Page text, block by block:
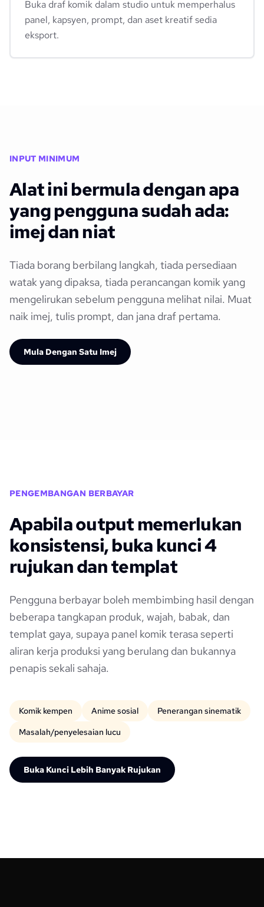
Buka draf komik dalam studio untuk memperhalus
panel, kapsyen, prompt, dan aset kreatif sedia
eksport.
INPUT MINIMUM
Alat ini bermula dengan apa
yang pengguna sudah ada:
imej dan niat
Tiada borang berbilang langkah, tiada persediaan
watak yang dipaksa, tiada perancangan komik yang
mengelirukan sebelum pengguna melihat nilai. Muat
naik imej, tulis prompt, dan jana draf pertama.
Mula Dengan Satu Imej
PENGEMBANGAN BERBAYAR
Apabila output memerlukan
konsistensi, buka kunci 4
rujukan dan templat
Pengguna berbayar boleh membimbing hasil dengan
beberapa tangkapan produk, wajah, babak, dan
templat gaya, supaya panel komik terasa seperti
aliran kerja produksi yang berulang dan bukannya
penapis sekali sahaja.
Komik kempen Anime sosial
Penerangan sinematik
Masalah/penyelesaian lucu
Buka Kunci Lebih Banyak Rujukan